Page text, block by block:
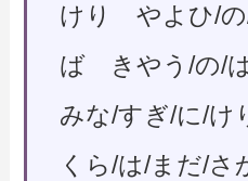
けり やよひ/の
ば きやう/の/
みな/すぎ/に/
くら/は/まだ/